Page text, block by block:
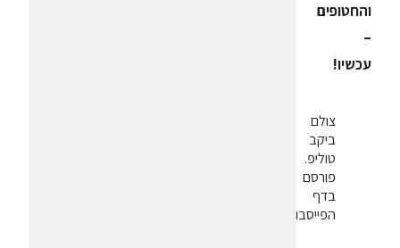
והחטופים
–
עכשיו!
צולם
ביקב
טוליפ.
פורסם
בדף
הפייסבוק